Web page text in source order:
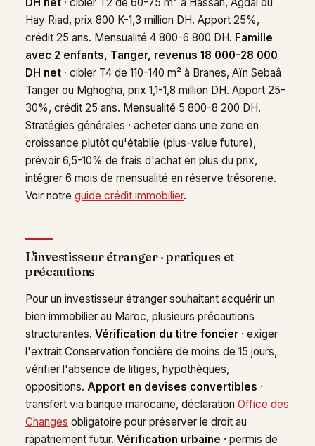
Hay Riad, prix 800 K-1,3 million DH. Apport 25%,
crédit 25 ans. Mensualité 4 800-6 800 DH. Famille
avec 2 enfants, Tanger, revenus 18 000-28 000
DH net · cibler T4 de 110-140 m² à Branes, Aïn Sebaâ
Tanger ou Mghogha, prix 1,1-1,8 million DH. Apport 25-
30%, crédit 25 ans. Mensualité 5 800-8 200 DH.
Stratégies générales · acheter dans une zone en
croissance plutôt qu'établie (plus-value future),
prévoir 6,5-10% de frais d'achat en plus du prix,
intégrer 6 mois de mensualité en réserve trésorerie.
Voir notre guide crédit immobilier.
L'investisseur étranger · pratiques et
précautions
Pour un investisseur étranger souhaitant acquérir un
bien immobilier au Maroc, plusieurs précautions
structurantes. Vérification du titre foncier · exiger
l'extrait Conservation foncière de moins de 15 jours,
vérifier l'absence de litiges, hypothèques,
oppositions. Apport en devises convertibles ·
transfert via banque marocaine, déclaration Office des
Changes obligatoire pour préserver le droit au
rapatriement futur. Vérification urbaine · permis de